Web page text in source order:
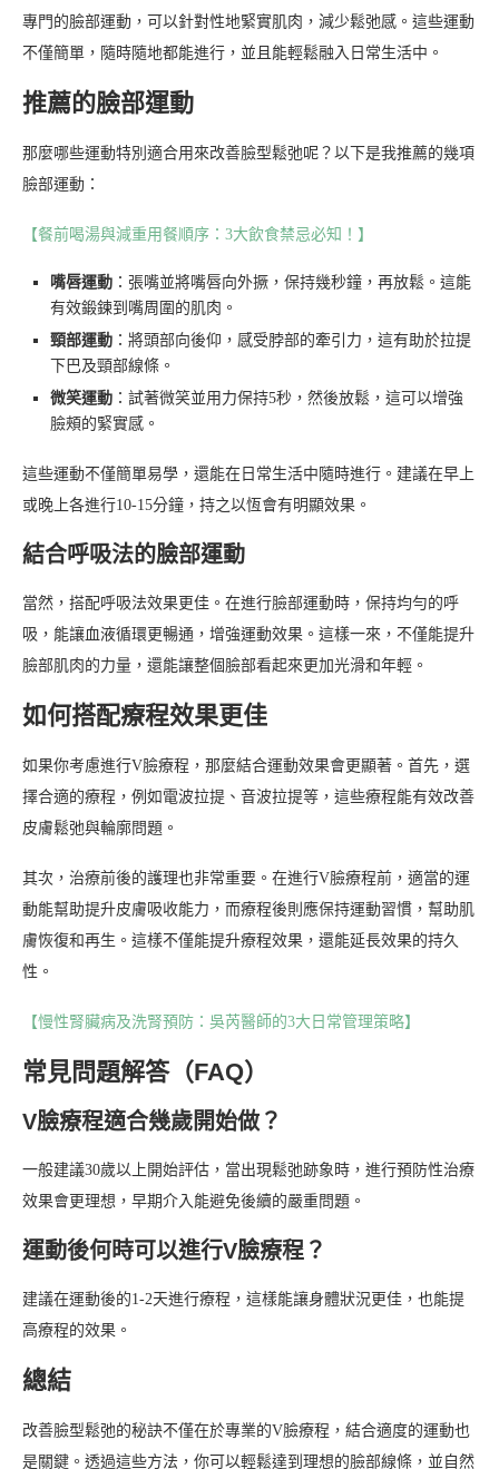
專門的臉部運動，可以針對性地緊實肌肉，減少鬆弛感。這些運動
不僅簡單，隨時隨地都能進行，並且能輕鬆融入日常生活中。
推薦的臉部運動
那麼哪些運動特別適合用來改善臉型鬆弛呢？以下是我推薦的幾項
臉部運動：
【餐前喝湯與減重用餐順序：3大飲食禁忌必知！】
嘴唇運動 ：張嘴並將嘴唇向外撅，保持幾秒鐘，再放鬆。這能
有效鍛鍊到嘴周圍的肌肉。
頸部運動 ：將頭部向後仰，感受脖部的牽引力，這有助於拉提
下巴及頸部線條。
微笑運動 ：試著微笑並用力保持5秒，然後放鬆，這可以增強
臉頰的緊實感。
這些運動不僅簡單易學，還能在日常生活中隨時進行。建議在早上
或晚上各進行10-15分鐘，持之以恆會有明顯效果。
結合呼吸法的臉部運動
當然，搭配呼吸法效果更佳。在進行臉部運動時，保持均勻的呼
吸，能讓血液循環更暢通，增強運動效果。這樣一來，不僅能提升
臉部肌肉的力量，還能讓整個臉部看起來更加光滑和年輕。
如何搭配療程效果更佳
如果你考慮進行V臉療程，那麼結合運動效果會更顯著。首先，選
擇合適的療程，例如電波拉提、音波拉提等，這些療程能有效改善
皮膚鬆弛與輪廓問題。
其次，治療前後的護理也非常重要。在進行V臉療程前，適當的運
動能幫助提升皮膚吸收能力，而療程後則應保持運動習慣，幫助肌
膚恢復和再生。這樣不僅能提升療程效果，還能延長效果的持久
性。
【慢性腎臟病及洗腎預防：吳芮醫師的3大日常管理策略】
常見問題解答（FAQ）
V臉療程適合幾歲開始做？
一般建議30歲以上開始評估，當出現鬆弛跡象時，進行預防性治療
效果會更理想，早期介入能避免後續的嚴重問題。
運動後何時可以進行V臉療程？
建議在運動後的1-2天進行療程，這樣能讓身體狀況更佳，也能提
高療程的效果。
總結
改善臉型鬆弛的秘訣不僅在於專業的V臉療程，結合適度的運動也
是關鍵。透過這些方法，你可以輕鬆達到理想的臉部線條，並自然